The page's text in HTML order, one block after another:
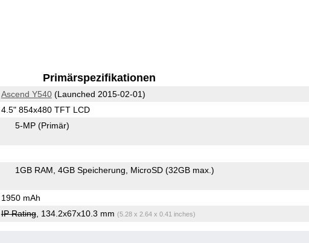
Primärspezifikationen
Ascend Y540(Launched 2015-02-01)
4.5" 854x480 TFT LCD
5-MP (Primär)
1GB RAM 4GB Speicherung MicroSD (32GB max.)
1950 mAh
IP Rating, 134.2x67x10.3 mm (5.28 x 2.64 x 0.41 inches)